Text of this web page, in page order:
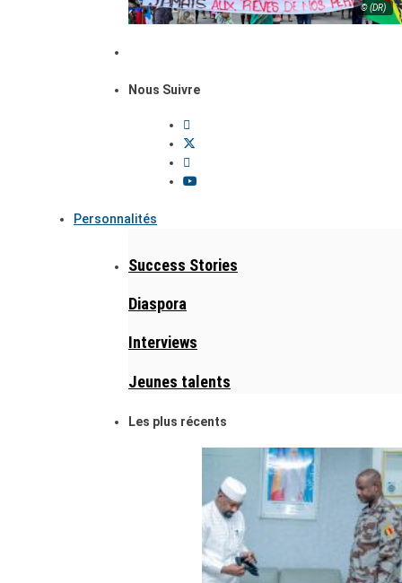
© (DR)
Nous Suivre
Personnalités
Success Stories
Diaspora
Interviews
Jeunes talents
Les plus récents